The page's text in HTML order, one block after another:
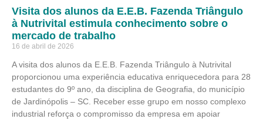
Visita dos alunos da E.E.B. Fazenda Triângulo
à Nutrivital estimula conhecimento sobre o
mercado de trabalho
16 de abril de 2026
A visita dos alunos da E.E.B. Fazenda Triângulo à Nutrivital
proporcionou uma experiência educativa enriquecedora para 28
estudantes do 9º ano, da disciplina de Geografia, do município
de Jardinópolis – SC. Receber esse grupo em nosso complexo
industrial reforça o compromisso da empresa em apoiar